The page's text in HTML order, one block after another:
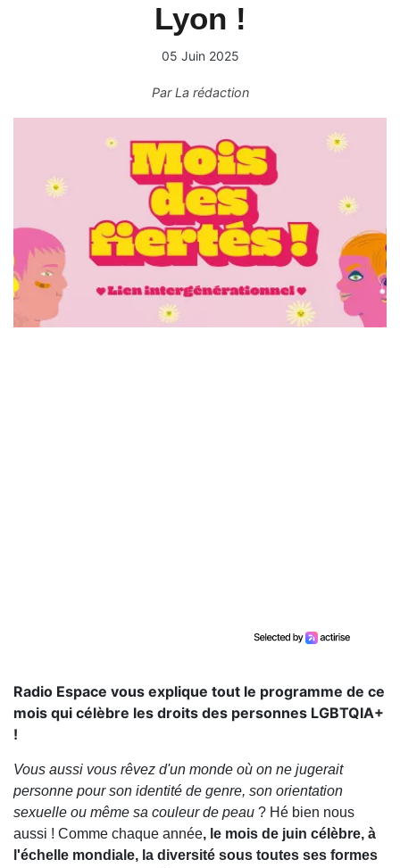
Lyon !
05 Juin 2025
ParLa rédaction
Radio Espace vous explique tout le programme de ce
mois qui célèbre les droits des personnes LGBTQIA+
!
Vous aussi vous rêvez d'un monde où on ne jugerait
personne pour son identité de genre, son orientation
sexuelle ou même sa couleur de peau ? Hé bien nous
aussi ! Comme chaque année, le mois de juin célèbre, à
l'échelle mondiale, la diversité sous toutes ses formes